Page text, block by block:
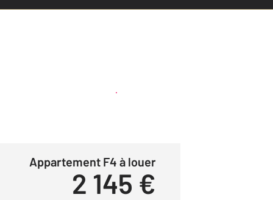
Créer une alerte
Appartement F4 à louer
2 145 €